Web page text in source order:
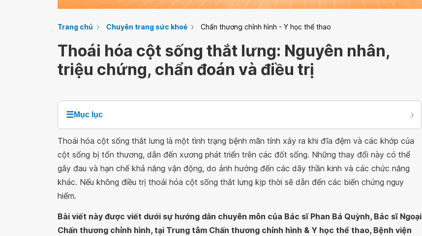
Trang chủ Chuyên trang sức khoẻ Chấn thương chỉnh hình - Y học thể thao
Thoái hóa cột sống thắt lưng: Nguyên nhân,
triệu chứng, chẩn đoán và điều trị
☰Mục lục
Thoái hóa cột sống thắt lưng là một tình trạng bệnh mãn tính xảy ra khi đĩa đệm và các khớp của
cột sống bị tổn thương, dẫn đến xương phát triển trên các đốt sống. Những thay đổi này có thể
gây đau và hạn chế khả năng vận động, do ảnh hưởng đến các dây thần kinh và các chức năng
khác. Nếu không điều trị thoái hóa cột sống thắt lưng kịp thời sẽ dẫn đến các biến chứng nguy
hiểm.
Bài viết này được viết dưới sự hướng dẫn chuyên môn của Bác sĩ Phan Bá Quỳnh, Bác sĩ Ngoại
Chấn thương chỉnh hình, tại Trung tâm Chấn thương chỉnh hình & Y học thể thao, Bệnh viện